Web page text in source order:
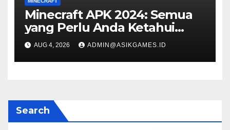
Minecraft APK 2024: Semua
yang Perlu Anda Ketahui
untuk Pengalaman Bermain
Game Terbaik
AUG 4, 2026 ADMIN@ASIKGAMES.ID
Search